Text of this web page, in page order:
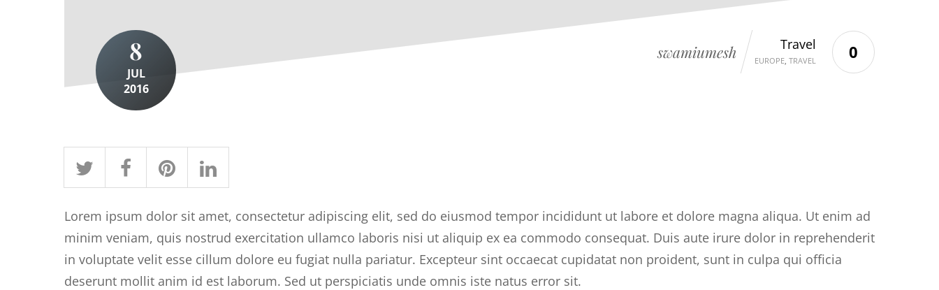
8
JUL
2016
swamiumesh Travel
EUROPE ,TRAVEL 0
Lorem ipsum dolor sit amet, consectetur adipiscing elit, sed do eiusmod tempor incididunt ut labore et dolore magna aliqua. Ut enim ad
minim veniam, quis nostrud exercitation ullamco laboris nisi ut aliquip ex ea commodo consequat. Duis aute irure dolor in reprehenderit
in voluptate velit esse cillum dolore eu fugiat nulla pariatur. Excepteur sint occaecat cupidatat non proident, sunt in culpa qui officia
deserunt mollit anim id est laborum. Sed ut perspiciatis unde omnis iste natus error sit.